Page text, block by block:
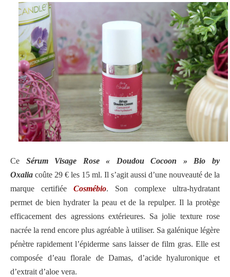
Ce Sérum Visage Rose « Doudou Cocoon » Bio by
Oxalia coûte 29 € les 15 ml. Il s’agit aussi d’une nouveauté de la
marque certifiée Cosmébio. Son complexe ultra-hydratant
permet de bien hydrater la peau et de la repulper. Il la protège
efficacement des agressions extérieures. Sa jolie texture rose
nacrée la rend encore plus agréable à utiliser. Sa galénique légère
pénètre rapidement l’épiderme sans laisser de film gras. Elle est
composée d’eau florale de Damas, d’acide hyaluronique et
d’extrait d’aloe vera.